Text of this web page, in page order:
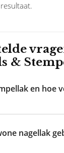
&
en hoe
nagellak